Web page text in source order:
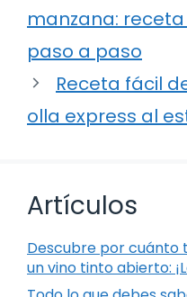
manzana:
paso a paso
Receta fácil
olla express al
Artículos
Descubre por cuánto
un vino tinto abierto: